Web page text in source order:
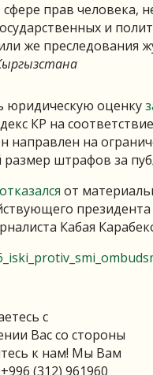
прав человека,
и
же преследования
юридическую оценку
КР на
направлен на
штрафов за
отказался от
Кабая
с
Вас со стороны
к нам! Мы Вам
(312) 961960